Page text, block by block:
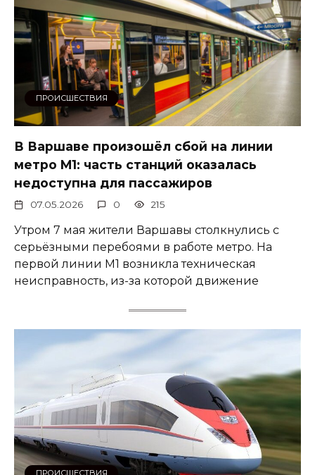
ПРОИСШЕСТВИЯ
В Варшаве произошёл сбой на линии
метро M1: часть станций оказалась
недоступна для пассажиров
07.05.2026 0 215
Утром 7 мая жители Варшавы столкнулись с
серьёзными перебоями в работе метро. На
первой линии M1 возникла техническая
неисправность, из-за которой движение
ПРОИСШЕСТВИЯ